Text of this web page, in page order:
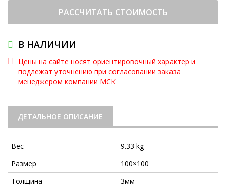
РАССЧИТАТЬ СТОИМОСТЬ
В НАЛИЧИИ
Цены на сайте носят ориентировочный характер и
подлежат уточнению при согласовании заказа
менеджером компании МСК
ДЕТАЛЬНОЕ ОПИСАНИЕ
Вес
9.33 kg
Размер
100×100
Толщина
3мм